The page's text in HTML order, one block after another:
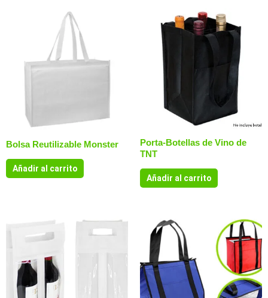
Bolsa Reutilizable Monster
Añadir al carrito
Porta-Botellas de Vino de
TNT
Añadir al carrito